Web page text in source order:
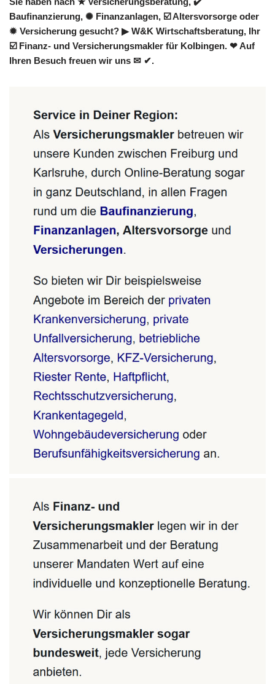
Baufinanzierung, ✺ Finanzanlagen, ☑️ Altersvorsorge oder
✹ Versicherung gesucht? ▶︎ W&K Wirtschaftsberatung, Ihr
☑️ Finanz- und Versicherungsmakler für Kolbingen. ❤ Auf
Ihren Besuch freuen wir uns ✉ ✔.